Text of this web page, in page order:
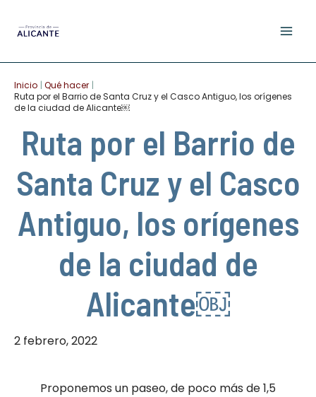
Inicio Qué hacer
Ruta por el Barrio de Santa Cruz y el Casco Antiguo, los orígenes
de la ciudad de Alicante￼
Ruta por el Barrio de
Santa Cruz y el Casco
Antiguo, los orígenes
de la ciudad de
Alicante￼
2 febrero, 2022
Proponemos un paseo, de poco más de 1,5